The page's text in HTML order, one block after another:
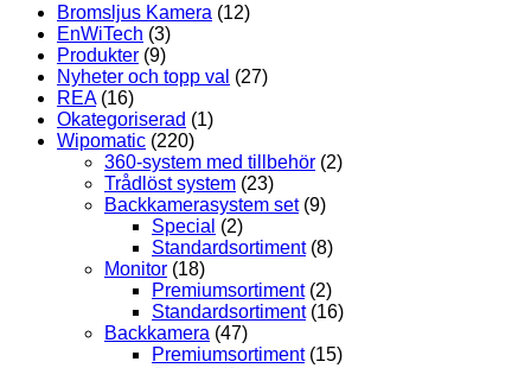
Bromsljus Kamera (12)
EnWiTech (3)
Produkter (9)
Nyheter och topp val (27)
REA (16)
Okategoriserad (1)
Wipomatic (220)
360-system med tillbehör (2)
Trådlöst system (23)
Backkamerasystem set (9)
Special (2)
Standardsortiment (8)
Monitor (18)
Premiumsortiment (2)
Standardsortiment (16)
Backkamera (47)
Premiumsortiment (15)